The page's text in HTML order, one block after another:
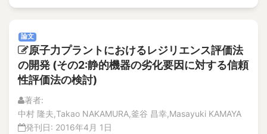
Accident
accident compensation
Accident in Maintenance
Accident Management
accident management
accident response
特集記事
No.1
特集記事
解説記事
論文
Vol.18
No.4
特集記事
論文
原子力プラントにおけるレジリエンス評価法
の開発 (その2:静的機器の劣化要因に対する信頼
性評価法の検討)
著者:
中村 隆夫,Takao NAKAMURA,釜谷 昌幸,Masayuki KAMAYA
発刊日: 2016年4月 1日